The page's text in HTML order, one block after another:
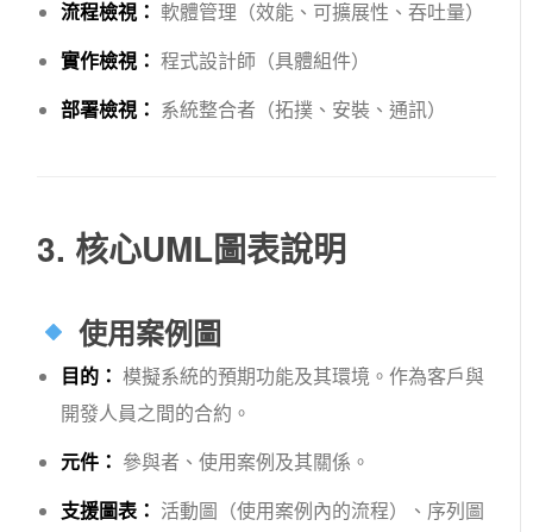
流程檢視： 軟體管理（效能、可擴展性、吞吐量）
實作檢視： 程式設計師（具體組件）
部署檢視： 系統整合者（拓撲、安裝、通訊）
3. 核心UML圖表說明
使用案例圖
目的： 模擬系統的預期功能及其環境。作為客戶與
開發人員之間的合約。
元件： 參與者、使用案例及其關係。
支援圖表： 活動圖（使用案例內的流程）、序列圖